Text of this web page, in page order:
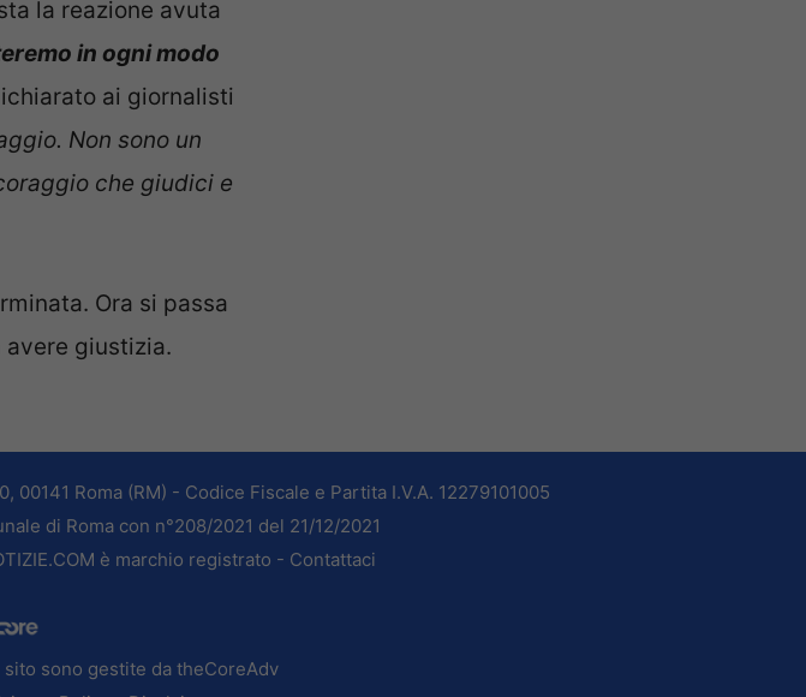
la reazione avuta
in ogni modo
ai giornalisti
Non sono un
che giudici e
Ora si passa
giustizia.
Roma (RM) - Codice Fiscale e Partita I.V.A. 12279101005
di Roma con n°208/2021 del 21/12/2021
è marchio registrato - Contattaci
sono gestite da theCoreAdv